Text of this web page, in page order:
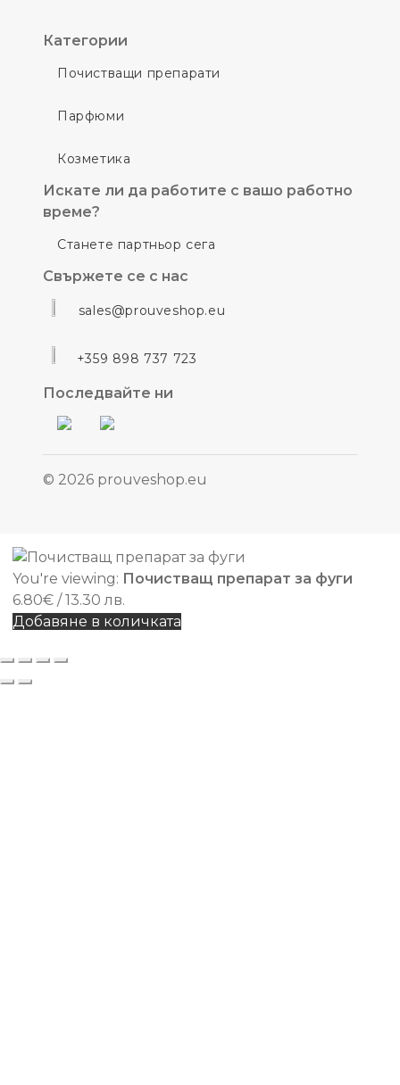
Категории
Почистващи препарати
Парфюми
Козметика
Искате ли да работите с вашо работно
време?
Станете партньор сега
Свържете се с нас
sales@prouveshop.eu
+359 898 737 723
Последвайте ни
© 2026 prouveshop.eu
You're viewing: Почистващ препарат за фуги
6.80€ / 13.30 лв.
Добавяне в количката